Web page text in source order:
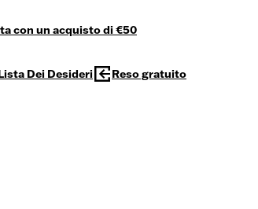
con un acquisto di €50
Dei Desideri Reso gratuito